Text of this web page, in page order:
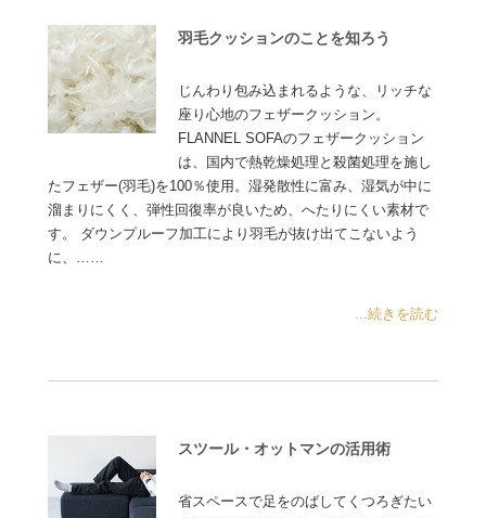
羽毛クッションのことを知ろう
じんわり包み込まれるような、リッチな
座り心地のフェザークッション。
FLANNEL SOFAのフェザークッション
は、国内で熱乾燥処理と殺菌処理を施し
たフェザー(羽毛)を100％使用。湿発散性に富み、湿気が中に
溜まりにくく、弾性回復率が良いため、へたりにくい素材で
す。 ダウンプルーフ加工により羽毛が抜け出てこないよう
に、……
...続きを読む
スツール・オットマンの活用術
省スペースで足をのばしてくつろぎたい